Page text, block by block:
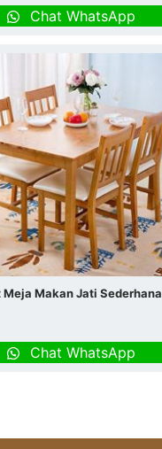
Chat WhatsApp
Meja Makan Jati Sederhana
Chat WhatsApp